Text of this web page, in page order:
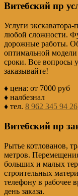
Витебский пр
Услуги
любой сложности.
дорожные работы.
оптимальной модели
сроки. Все вопросы
заказывайте!
♦ цена: от 7000 руб
♦ налбезнал
♦ тел. 8 962 345 94 26
Витебский пр
Рытье котлованов,
метров.
больших и малых
строительных
телефону в рабочее
день заказа.